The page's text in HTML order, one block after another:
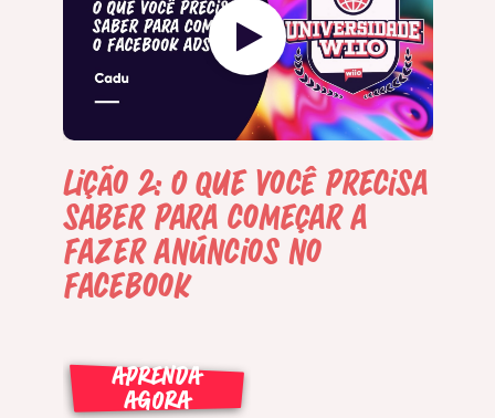
Lição 2: O que você precisa
saber para começar a
fazer anúncios no
facebook
APRENDA
AGORA